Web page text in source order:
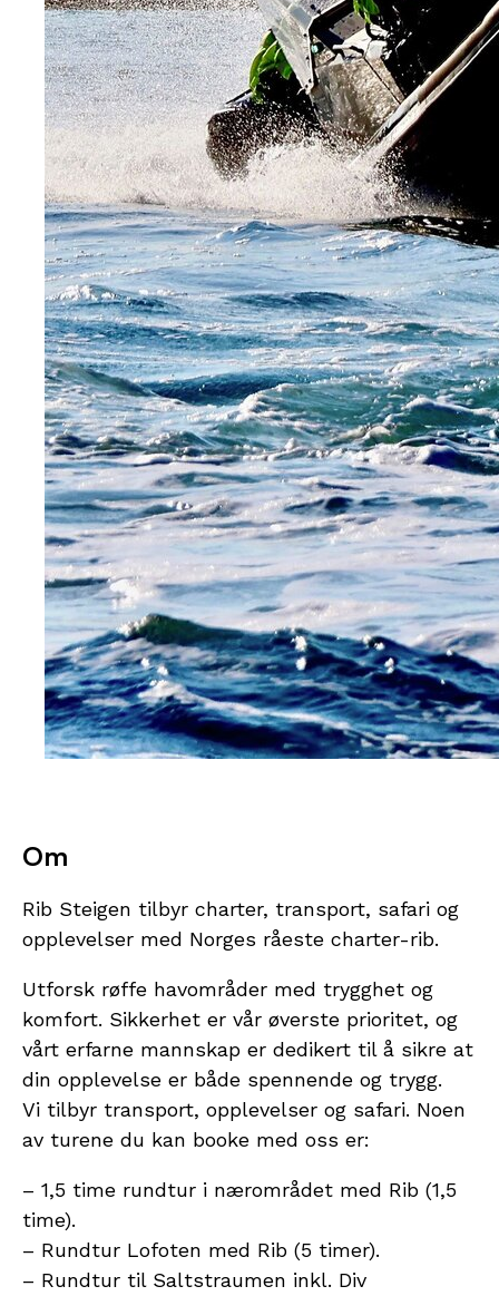
Om
Rib Steigen tilbyr charter, transport, safari og
opplevelser med Norges råeste charter-rib.
Utforsk røffe havområder med trygghet og
komfort. Sikkerhet er vår øverste prioritet, og
vårt erfarne mannskap er dedikert til å sikre at
din opplevelse er både spennende og trygg.
Vi tilbyr transport, opplevelser og safari. Noen
av turene du kan booke med oss er:
– 1,5 time rundtur i nærområdet med Rib (1,5
time).
– Rundtur Lofoten med Rib (5 timer).
– Rundtur til Saltstraumen inkl. Div